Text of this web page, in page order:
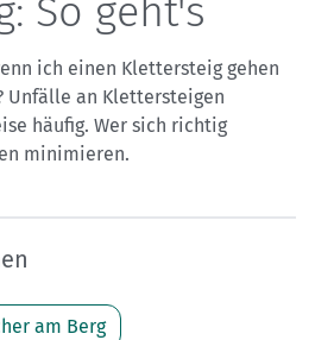
So geht's
ich einen Klettersteig gehen
Unfälle an Klettersteigen
häufig. Wer sich richtig
minimieren.
am Berg